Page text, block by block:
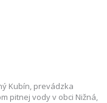
Kubín, prevádzka
pitnej vody v obci Nižná,